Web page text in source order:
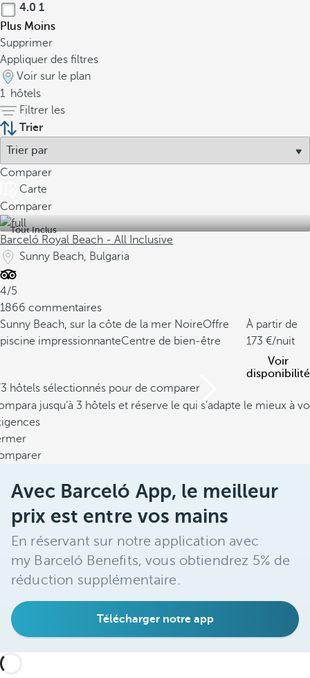
4.0 1
Plus Moins
Supprimer
Appliquer des filtres
Voir sur le plan
1 hôtels
Filtrer les
Trier
Comparer
Carte
Comparer
Tout Inclus
Barceló Royal Beach - All Inclusive
Sunny Beach, Bulgaria
4/5
1866 commentaires
Sunny Beach, sur la côte de la mer NoireOffre
piscine impressionnanteCentre de bien-être
À partir de
173
/nuit
Voir
disponibilité
hôtels sélectionnés pour de comparer
jusqu’à 3 hôtels et réserve le qui s’adapte le mieux à
Avec Barceló App, le meilleur
prix est entre vos mains
En réservant sur notre application avec
my Barceló Benefits, vous obtiendrez 5% de
réduction supplémentaire.
Télécharger notre app